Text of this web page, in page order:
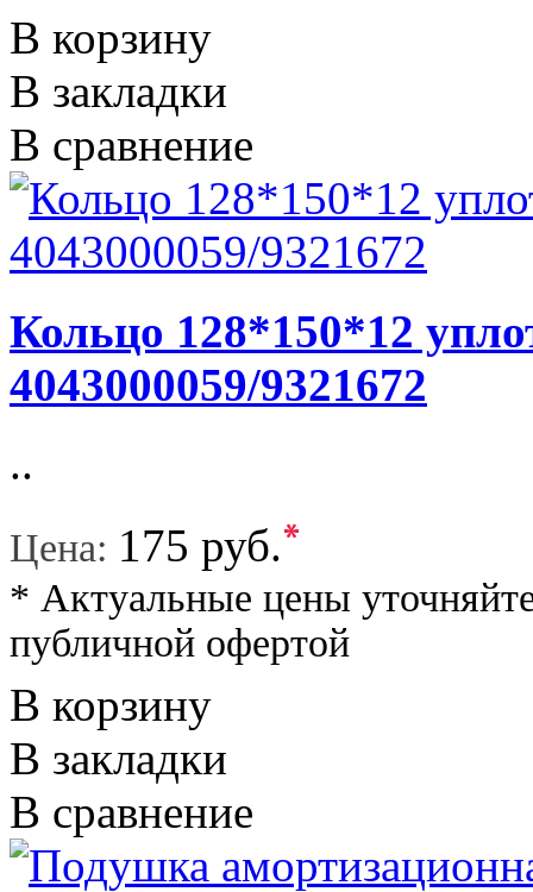
В корзину
В закладки
В сравнение
Кольцо 128*150*12
4043000059/9321672
..
Цена: 175 руб.*
* Актуальные цены
публичной офертой
В корзину
В закладки
В сравнение